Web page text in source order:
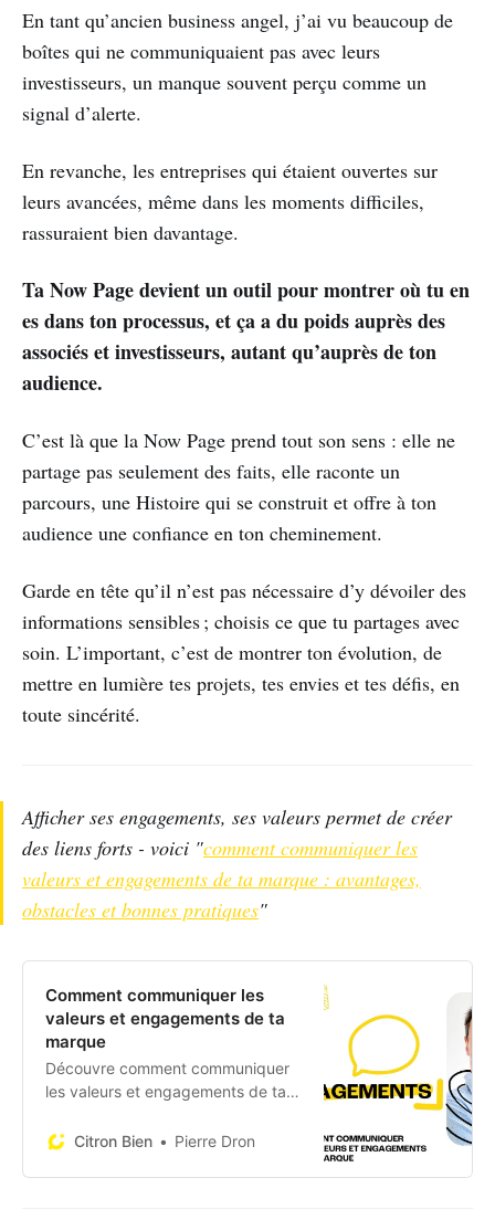
En tant qu’ancien business angel, j’ai vu beaucoup de
boîtes qui ne communiquaient pas avec leurs
investisseurs, un manque souvent perçu comme un
signal d’alerte.
En revanche, les entreprises qui étaient ouvertes sur
leurs avancées, même dans les moments difficiles,
rassuraient bien davantage.
Ta Now Page devient un outil pour montrer où tu en
es dans ton processus, et ça a du poids auprès des
associés et investisseurs, autant qu’auprès de ton
audience.
C’est là que la Now Page prend tout son sens : elle ne
partage pas seulement des faits, elle raconte un
parcours, une Histoire qui se construit et offre à ton
audience une confiance en ton cheminement.
Garde en tête qu’il n’est pas nécessaire d’y dévoiler des
informations sensibles ; choisis ce que tu partages avec
soin. L’important, c’est de montrer ton évolution, de
mettre en lumière tes projets, tes envies et tes défis, en
toute sincérité.
Afficher ses engagements, ses valeurs permet de créer
des liens forts - voici "comment communiquer les
valeurs et engagements de ta marque : avantages,
obstacles et bonnes pratiques"
Comment communiquer les
valeurs et engagements de ta
marque
Découvre comment communiquer
les valeurs et engagements de ta
obstacles et bonnes pratiques à
Citron Bien Pierre Dron